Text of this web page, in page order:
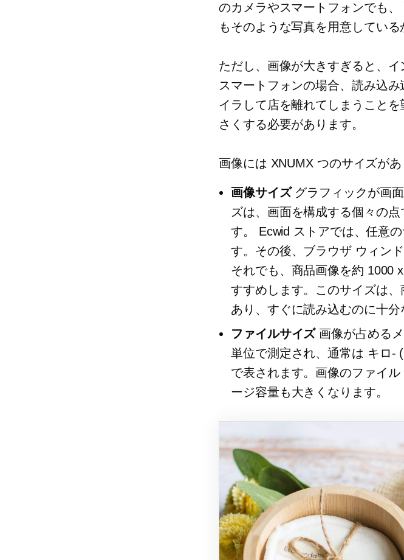
のカメラやスマートフォンでも、
もそのような写真を用意している
ただし、画像が大きすぎると、
スマートフォンの場合、読み込
イラして店を離れてしまうこと
さくする必要があります。
画像には XNUMX つのサイズがあ
画像サイズグラフィックが画
ズは、画面を構成する個々の
す。 Ecwid ストアでは、任意
す。その後、ブラウザ ウィン
それでも、商品画像を約 1000
すすめします。このサイズは
あり、すぐに読み込むのに十分
ファイルサイズ画像が占める
単位で測定され、通常は キロ-
で表されます。画像のファイ
ージ容量も大きくなります。